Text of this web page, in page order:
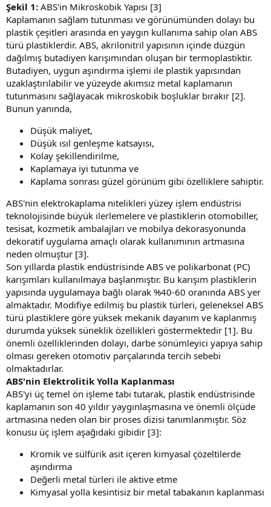
Şekil 1: ABS'in Mikroskobik Yapısı [3]
Kaplamanın sağlam tutunması ve görünümünden dolayı bu
plastik çeşitleri arasında en yaygın kullanıma sahip olan ABS
türü plastiklerdir. ABS, akrilonitril yapısının içinde düzgün
dağılmış butadiyen karışımından oluşan bir termoplastiktir.
Butadiyen, uygun aşındırma işlemi ile plastik yapısından
uzaklaştırılabilir ve yüzeyde akımsız metal kaplamanın
tutunmasını sağlayacak mikroskobik boşluklar bırakır [2].
Bunun yanında,
Düşük maliyet,
Düşük ısıl genleşme katsayısı,
Kolay şekillendirilme,
Kaplamaya iyi tutunma ve
Kaplama sonrası güzel görünüm gibi özelliklere sahiptir.
ABS'nin elektrokaplama nitelikleri yüzey işlem endüstrisi
teknolojisinde büyük ilerlemelere ve plastiklerin otomobiller,
tesisat, kozmetik ambalajları ve mobilya dekorasyonunda
dekoratif uygulama amaçlı olarak kullanımının artmasına
neden olmuştur [3].
Son yıllarda plastik endüstrisinde ABS ve polikarbonat (PC)
karışımları kullanılmaya başlanmıştır. Bu karışım plastiklerin
yapısında uygulamaya bağlı olarak %40-60 oranında ABS yer
almaktadır. Modifiye edilmiş bu plastik türleri, geleneksel ABS
türü plastiklere göre yüksek mekanik dayanım ve kaplanmış
durumda yüksek süneklik özellikleri göstermektedir [1]. Bu
önemli özelliklerinden dolayı, darbe sönümleyici yapıya sahip
olması gereken otomotiv parçalarında tercih sebebi
olmaktadırlar.
ABS'nin Elektrolitik Yolla Kaplanması
ABS'yi üç temel ön işleme tabi tutarak, plastik endüstrisinde
kaplamanın son 40 yıldır yaygınlaşmasına ve önemli ölçüde
artmasına neden olan bir proses dizisi tanımlanmıştır. Söz
konusu üç işlem aşağıdaki gibidir [3]:
Kromik ve sülfürik asit içeren kimyasal çözeltilerde
aşındırma
Değerli metal türleri ile aktive etme
Kimyasal yolla kesintisiz bir metal tabakanın kaplanması